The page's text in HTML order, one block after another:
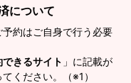
について
約はご自身で行う必要
きるサイト 」に記載が
ください。（※1）